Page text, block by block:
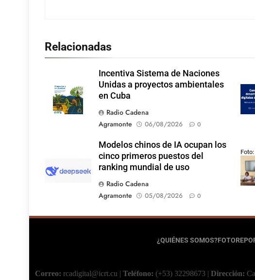
Relacionadas
Incentiva Sistema de Naciones
Unidas a proyectos ambientales
en Cuba
Radio Cadena
Agramonte
06/08/2026 0
Modelos chinos de IA ocupan los
cinco primeros puestos del
ranking mundial de uso
Radio Cadena
Agramonte
05/08/2026 0
¿QUIÉNES SOMOS?
Correo: rcadigital@icrt.cu | Teléfono: (+53) 32298673 | Dirección: